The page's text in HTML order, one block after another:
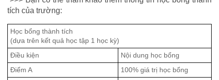
tích của trường:
Học bổng thành tích
(dựa trên kết quả học tập 1 học kỳ)
Điều kiện
Nội dung học bổng
Điểm A
100% giá trị học bổng